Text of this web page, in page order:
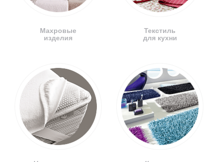
Махровые
изделия
Текстиль
для кухни